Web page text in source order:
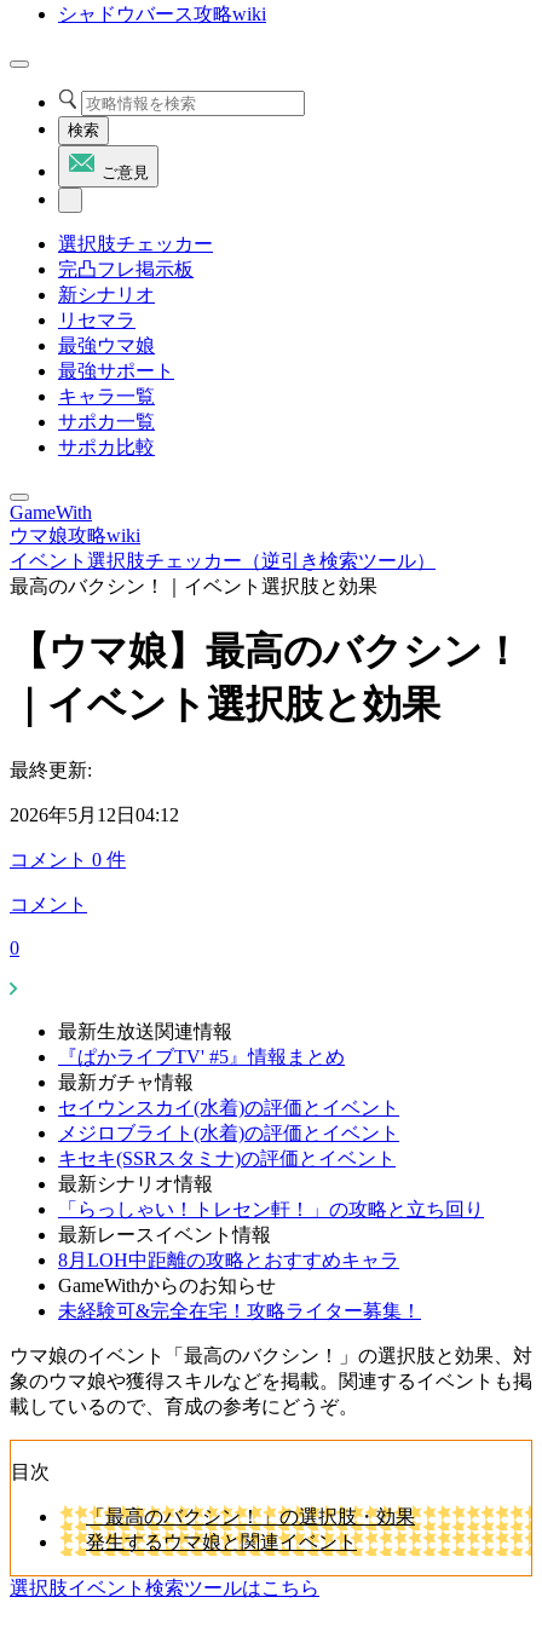
シャドウバース攻略wiki
検索
ご意見
選択肢チェッカー
完凸フレ掲示板
新シナリオ
リセマラ
最強ウマ娘
最強サポート
キャラ一覧
サポカ一覧
サポカ比較
GameWith
ウマ娘攻略wiki
イベント選択肢チェッカー（逆引き検索ツール）
最高のバクシン！｜イベント選択肢と効果
【ウマ娘】最高のバクシン！
｜イベント選択肢と効果
最終更新:
2026年5月12日04:12
コメント 0 件
コメント
0
最新生放送関連情報
『ぱかライブTV' #5』情報まとめ
最新ガチャ情報
セイウンスカイ(水着)の評価とイベント
メジロブライト(水着)の評価とイベント
キセキ(SSRスタミナ)の評価とイベント
最新シナリオ情報
「らっしゃい！トレセン軒！」の攻略と立ち回り
最新レースイベント情報
8月LOH中距離の攻略とおすすめキャラ
GameWithからのお知らせ
未経験可&完全在宅！攻略ライター募集！
ウマ娘のイベント「最高のバクシン！」の選択肢と効果、対
象のウマ娘や獲得スキルなどを掲載。関連するイベントも掲
載しているので、育成の参考にどうぞ。
目次
「最高のバクシン！」の選択肢・効果
発生するウマ娘と関連イベント
選択肢イベント検索ツールはこちら